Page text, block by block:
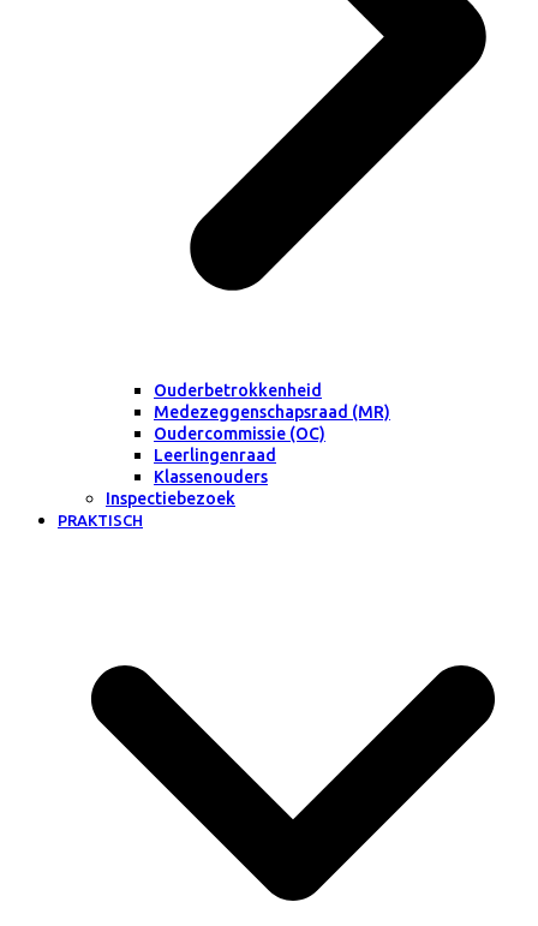
Ouderbetrokkenheid
Medezeggenschapsraad (MR)
Oudercommissie (OC)
Leerlingenraad
Klassenouders
Inspectiebezoek
PRAKTISCH